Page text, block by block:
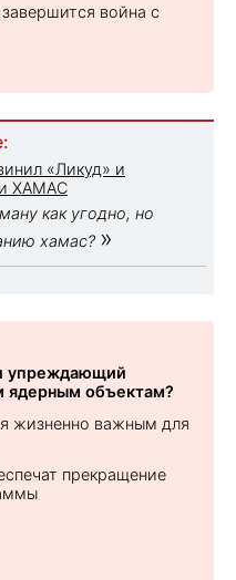
война с
«Ликуд» и
ХАМАС
как угодно, но
хамас? »
упреждающий
ядерным объектам?
жизненно важным для
прекращение